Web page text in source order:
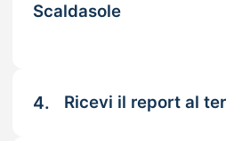
Scaldasole
4. Ricevi il report al